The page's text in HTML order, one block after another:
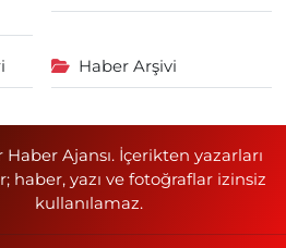
Haber Arşivi
Ajansı. İçerikten yazarları
haber, yazı ve fotoğraflar izinsiz
kullanılamaz.